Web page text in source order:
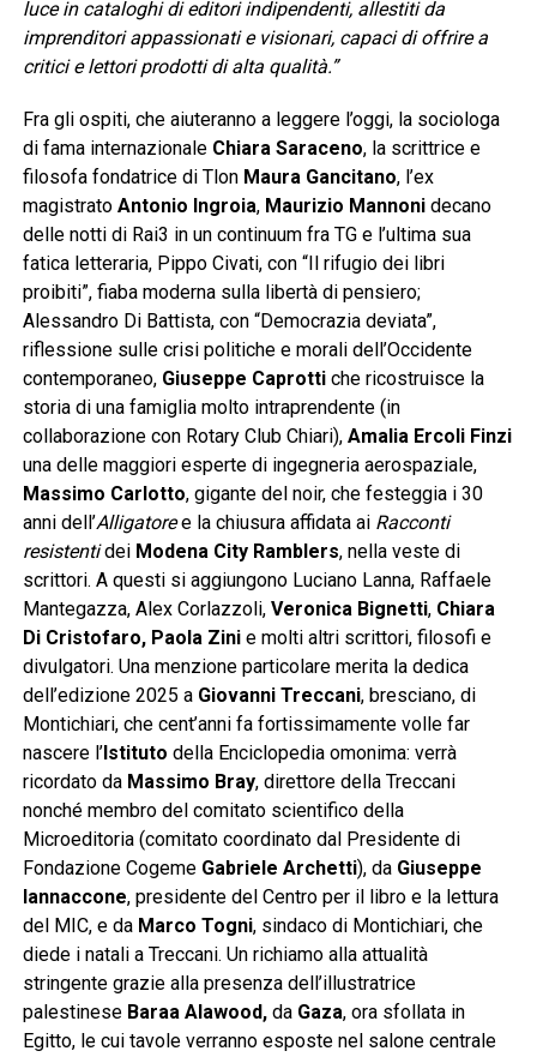
luce in cataloghi di editori indipendenti, allestiti da
imprenditori appassionati e visionari, capaci di offrire a
critici e lettori prodotti di alta qualità.”
Fra gli ospiti, che aiuteranno a leggere l’oggi, la sociologa
di fama internazionale Chiara Saraceno, la scrittrice e
filosofa fondatrice di Tlon Maura Gancitano, l’ex
magistrato Antonio Ingroia, Maurizio Mannonidecano
delle notti di Rai3 in un continuum fra TG e l’ultima sua
fatica letteraria, Pippo Civati, con “Il rifugio dei libri
proibiti”, fiaba moderna sulla libertà di pensiero;
Alessandro Di Battista, con “Democrazia deviata”,
riflessione sulle crisi politiche e morali dell’Occidente
contemporaneo, Giuseppe Caprottiche ricostruisce la
storia di una famiglia molto intraprendente (in
collaborazione con Rotary Club Chiari), Amalia Ercoli Finzi
una delle maggiori esperte di ingegneria aerospaziale,
Massimo Carlotto, gigante del noir, che festeggia i 30
anni dell’Alligatoree la chiusura affidata ai Racconti
resistentidei Modena City Ramblers, nella veste di
scrittori. A questi si aggiungono Luciano Lanna, Raffaele
Mantegazza, Alex Corlazzoli, Veronica Bignetti, Chiara
Di Cristofaro, Paola Zinie molti altri scrittori, filosofi e
divulgatori. Una menzione particolare merita la dedica
dell’edizione 2025 a Giovanni Treccani, bresciano, di
Montichiari, che cent’anni fa fortissimamente volle far
nascere l’Istituto della Enciclopedia omonima: verrà
ricordato da Massimo Bray, direttore della Treccani
nonché membro del comitato scientifico della
Microeditoria (comitato coordinato dal Presidente di
Fondazione Cogeme Gabriele Archetti), da Giuseppe
Iannaccone, presidente del Centro per il libro e la lettura
del MIC, e da Marco Togni, sindaco di Montichiari, che
diede i natali a Treccani. Un richiamo alla attualità
stringente grazie alla presenza dell’illustratrice
palestinese Baraa Alawood, daGaza, ora sfollata in
Egitto, le cui tavole verranno esposte nel salone centrale